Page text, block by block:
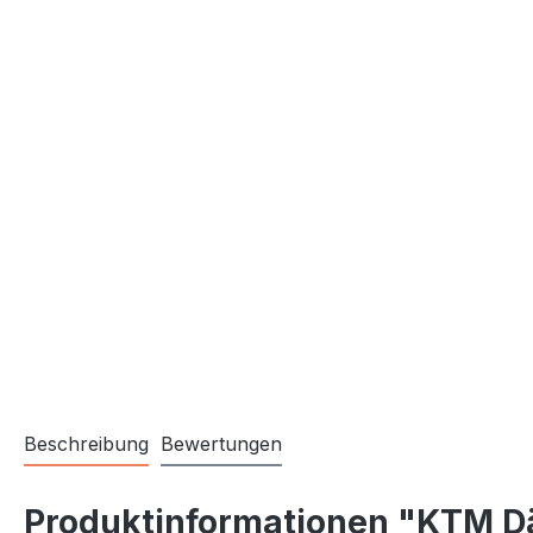
Beschreibung Bewertungen
Produktinformationen "KTM